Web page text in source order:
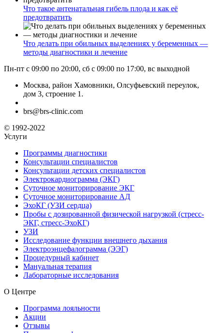
Что такое антенатальная гибель плода и как её
предотвратить
Что делать при обильных выделениях у беременных —
методы диагностики и лечение
Пн-пт с 09:00 по 20:00, сб с 09:00 по 17:00, вс выходной
Москва, район Хамовники, Олсуфьевский переулок,
дом 3, строение 1.
brs@brs-clinic.com
© 1992-2022
Услуги
Программы диагностики
Консультации специалистов
Консультации детских специалистов
Электрокардиограмма (ЭКГ)
Суточное мониторирование ЭКГ
Суточное мониторирование АД
ЭхоКГ (УЗИ сердца)
Пробы с дозированной физической нагрузкой (стресс-
ЭКГ, стресс-ЭхоКГ)
УЗИ
Исследование функции внешнего дыхания
Электроэнцефалограмма (ЭЭГ)
Процедурный кабинет
Мануальная терапия
Лабораторные исследования
О Центре
Программа лояльности
Акции
Отзывы